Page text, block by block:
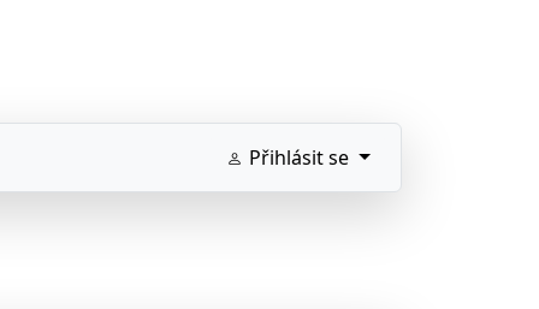
Přihlásit se